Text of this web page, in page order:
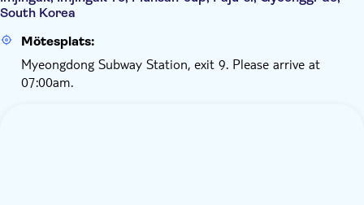
South Korea
Mötesplats:
Myeongdong Subway Station, exit 9. Please arrive at
07:00am.